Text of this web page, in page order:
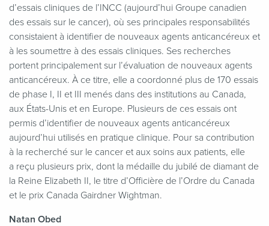
d’essais cliniques de l’INCC (aujourd’hui Groupe canadien
des essais sur le cancer), où ses principales responsabilités
consistaient à identifier de nouveaux agents anticancéreux et
à les soumettre à des essais cliniques. Ses recherches
portent principalement sur l’évaluation de nouveaux agents
anticancéreux. À ce titre, elle a coordonné plus de 170 essais
de phase I, II et III menés dans des institutions au Canada,
aux États-Unis et en Europe. Plusieurs de ces essais ont
permis d’identifier de nouveaux agents anticancéreux
aujourd’hui utilisés en pratique clinique. Pour sa contribution
à la recherché sur le cancer et aux soins aux patients, elle
a reçu plusieurs prix, dont la médaille du jubilé de diamant de
la Reine Elizabeth II, le titre d’Officière de l’Ordre du Canada
et le prix Canada Gairdner Wightman.
Natan Obed